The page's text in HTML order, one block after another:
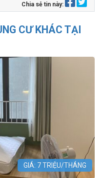
Chia sẻ tin này:
CƯ KHÁC TẠI
GIÁ: 7TRIỆU/THÁNG